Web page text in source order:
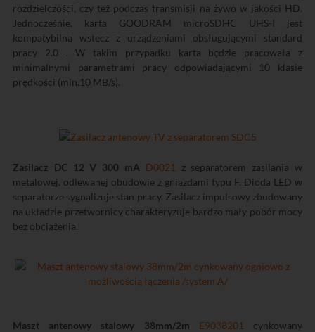
rozdzielczości, czy też podczas transmisji na żywo w jakości HD.
Jednocześnie, karta GOODRAM microSDHC UHS-I jest
kompatybilna wstecz z urządzeniami obsługującymi standard
pracy 2.0 . W takim przypadku karta będzie pracowała z
minimalnymi parametrami pracy odpowiadającymi 10 klasie
prędkości (min.10 MB/s).
Zasilacz DC 12 V 300 mA D0021
z separatorem zasilania w
metalowej, odlewanej obudowie z gniazdami typu F. Dioda LED w
separatorze sygnalizuje stan pracy. Zasilacz impulsowy zbudowany
na układzie przetwornicy charakteryzuje bardzo mały pobór mocy
bez obciążenia.
Maszt antenowy stalowy 38mm/2m E9038201
cynkowany